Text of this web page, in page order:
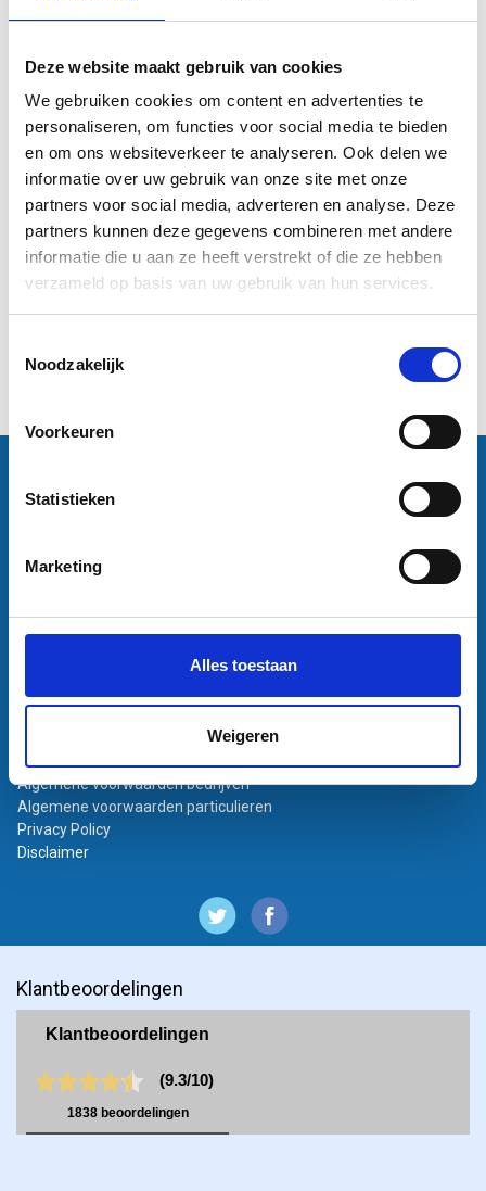
Deze website maakt gebruik van cookies
We gebruiken cookies om content en advertenties te
personaliseren, om functies voor social media te bieden
en om ons websiteverkeer te analyseren. Ook delen we
informatie over uw gebruik van onze site met onze
partners voor social media, adverteren en analyse. Deze
partners kunnen deze gegevens combineren met andere
informatie die u aan ze heeft verstrekt of die ze hebben
verzameld op basis van uw gebruik van hun services.
Noodzakelijk
Voorkeuren
Statistieken
Marketing
Alles toestaan
Weigeren
A0 bouwtekening (118,9 x
84,1 cm)
€4,95
1
Sneleenposter.nl
info@sneleenposter.nl
Bestand laten opmaken
Algemene voorwaarden bedrijven
Algemene voorwaarden particulieren
Privacy Policy
Disclaimer
Klantbeoordelingen